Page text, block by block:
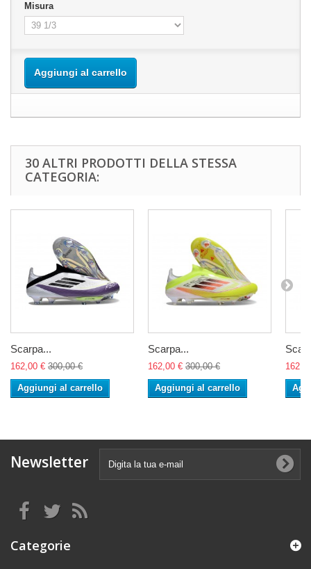
Misura
Aggiungi al carrello
30 ALTRI PRODOTTI DELLA STESSA
CATEGORIA:
Scarpa...
162,00 € 300,00 €
Aggiungi al carrello
Scarpa...
162,00 € 300,00 €
Aggiungi al carrello
Newsletter
Categorie